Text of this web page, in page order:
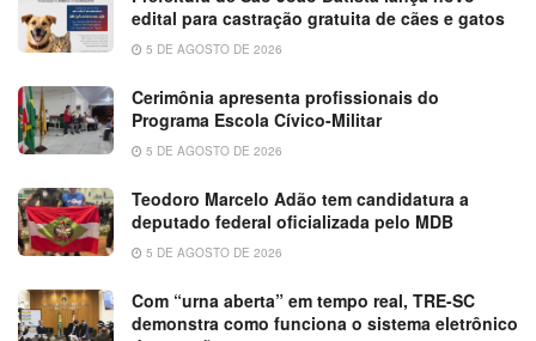
edital para castração gratuita de cães e gatos
5 DE AGOSTO DE 2026
Cerimônia apresenta profissionais do
Programa Escola Cívico-Militar
5 DE AGOSTO DE 2026
Teodoro Marcelo Adão tem candidatura a
deputado federal oficializada pelo MDB
5 DE AGOSTO DE 2026
Com “urna aberta” em tempo real, TRE-SC
demonstra como funciona o sistema eletrônico